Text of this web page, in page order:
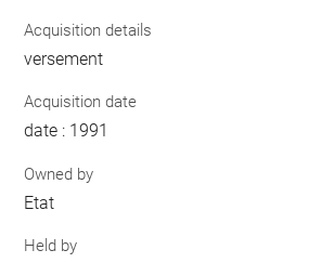
Acquisition details
versement
Acquisition date
date : 1991
Owned by
Etat
Held by